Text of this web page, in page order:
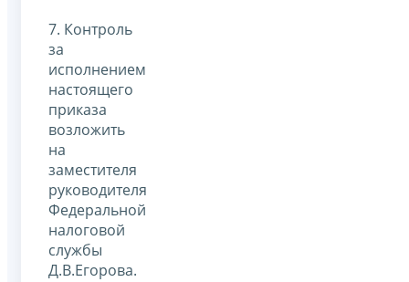
7. Контроль
за
исполнением
настоящего
приказа
возложить
на
заместителя
руководителя
Федеральной
налоговой
службы
Д.В.Егорова.